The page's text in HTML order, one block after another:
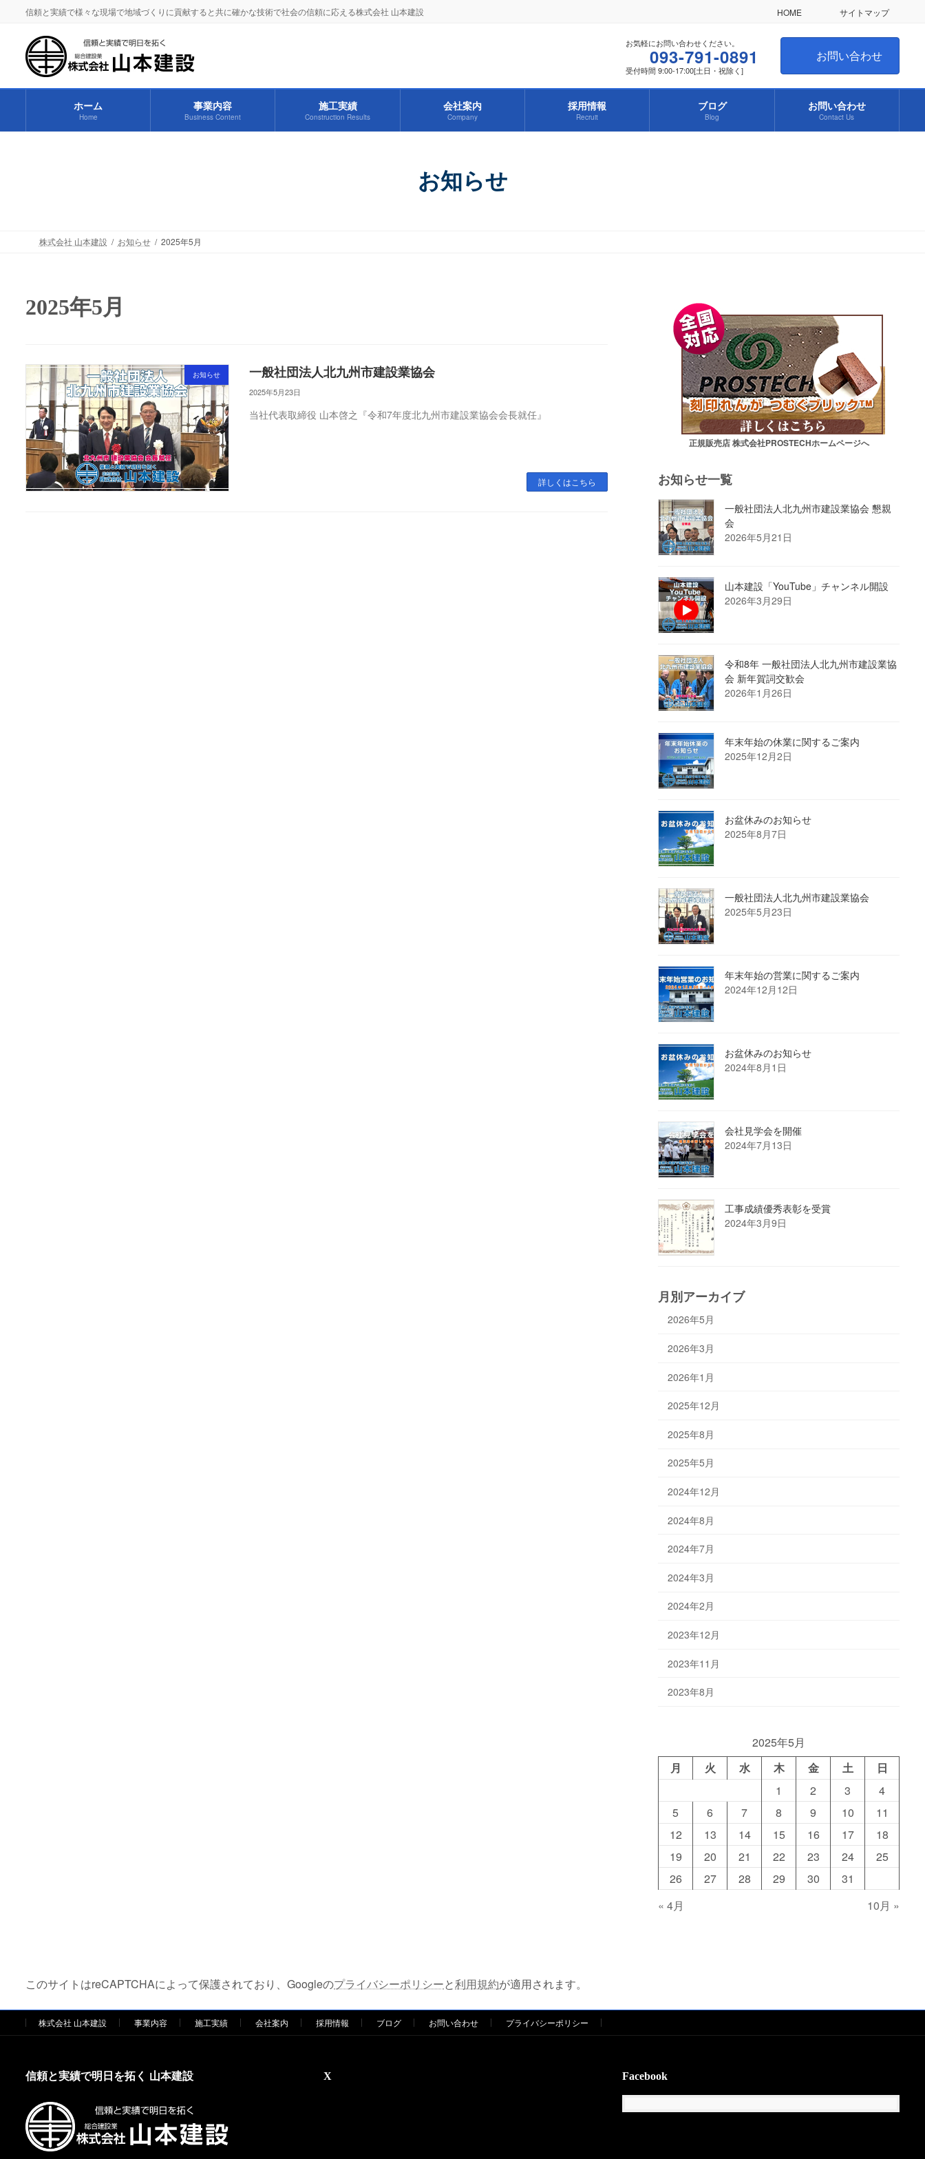
へ
ョ
信頼と実績で様々な現場で地域づくりに貢献すると共に確かな技術で社会の信頼に応える株式会社 山本建設 HOME サイトマップ
お気軽にお問い合わせください。
093-791-0891
受付時間 9:00-17:00[土日・祝除く]
お問い合わせ
ホーム
Home
事業内容
Business Content
施工実績
Construction Results
会社案内
Company
採用情報
Recruit
ブログ
Blog
お問い合わせ
Contact Us
お知らせ
株式会社 山本建設 お知らせ 2025年5月
2025年5月
お知らせ 一般社団法人北九州市建設業協会
2025年5月23日
当社代表取締役 山本啓之『令和7年度北九州市建設業協会会長就任』
詳しくはこちら
正規販売店 株式会社PROSTECHホームページへ
お知らせ一覧
一般社団法人北九州市建設業協会 懇親
会
2026年5月21日
山本建設「YouTube」チャンネル開設
2026年3月29日
令和8年 一般社団法人北九州市建設業協
会 新年賀詞交歓会
2026年1月26日
年末年始の休業に関するご案内
2025年12月2日
お盆休みのお知らせ
2025年8月7日
一般社団法人北九州市建設業協会
2025年5月23日
年末年始の営業に関するご案内
2024年12月12日
お盆休みのお知らせ
2024年8月1日
会社見学会を開催
2024年7月13日
工事成績優秀表彰を受賞
2024年3月9日
月別アーカイブ
2026年5月
2026年3月
2026年1月
2025年12月
2025年8月
2025年5月
2024年12月
2024年8月
2024年7月
2024年3月
2024年2月
2023年12月
2023年11月
2023年8月
2025年5月
月
火 水 木 金 土
日
1
2 3
4
5
6 7 8 9 10
11
12
13 14 15 16 17
18
19
20 21 22 23 24
25
26
27 28 29 30
31
« 4月
10月 »
このサイトはreCAPTCHAによって保護されており、Googleのプライバシーポリシーと利用規約が適用されます。
株式会社 山本建設 事業内容 施工実績 会社案内 採用情報 ブログ お問い合わせ プライバシーポリシー
信頼と実績で明日を拓く 山本建設 X Facebook